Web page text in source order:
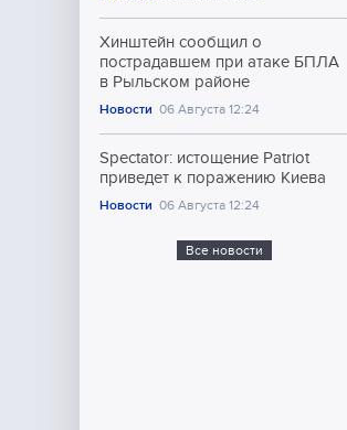
Хинштейн сообщил о
пострадавшем при атаке БПЛА
в Рыльском районе
Новости 06 Августа 12:24
Spectator: истощение Patriot
приведет к поражению Киева
Новости 06 Августа 12:24
Все новости